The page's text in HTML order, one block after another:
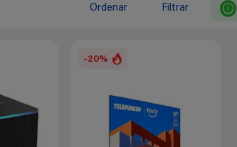
Ordenar Filtrar
-20%